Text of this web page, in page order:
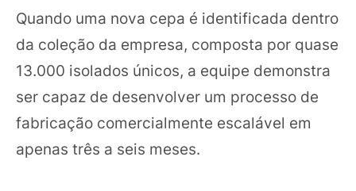
Quando uma nova cepa é identificada dentro
da coleção da empresa, composta por quase
13.000 isolados únicos, a equipe demonstra
ser capaz de desenvolver um processo de
fabricação comercialmente escalável em
apenas três a seis meses.